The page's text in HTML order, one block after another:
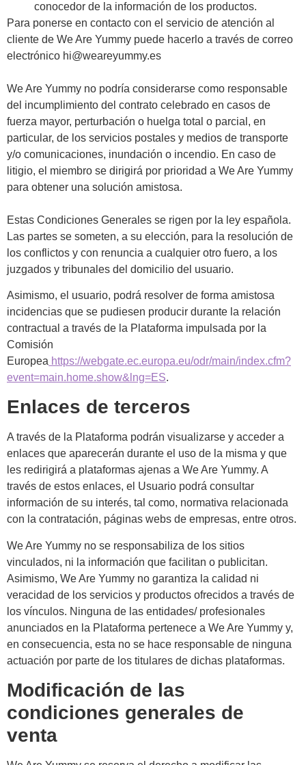
conocedor de la información de los productos.
Para ponerse en contacto con el servicio de atención al
cliente de We Are Yummy puede hacerlo a través de correo
electrónico hi@weareyummy.es
We Are Yummy no podría considerarse como responsable
del incumplimiento del contrato celebrado en casos de
fuerza mayor, perturbación o huelga total o parcial, en
particular, de los servicios postales y medios de transporte
y/o comunicaciones, inundación o incendio. En caso de
litigio, el miembro se dirigirá por prioridad a We Are Yummy
para obtener una solución amistosa.
Estas Condiciones Generales se rigen por la ley española.
Las partes se someten, a su elección, para la resolución de
los conflictos y con renuncia a cualquier otro fuero, a los
juzgados y tribunales del domicilio del usuario.
Asimismo, el usuario, podrá resolver de forma amistosa
incidencias que se pudiesen producir durante la relación
contractual a través de la Plataforma impulsada por la
Comisión
Europea https://webgate.ec.europa.eu/odr/main/index.cfm?
event=main.home.show&lng=ES.
Enlaces de terceros
A través de la Plataforma podrán visualizarse y acceder a
enlaces que aparecerán durante el uso de la misma y que
les redirigirá a plataformas ajenas a We Are Yummy. A
través de estos enlaces, el Usuario podrá consultar
información de su interés, tal como, normativa relacionada
con la contratación, páginas webs de empresas, entre otros.
We Are Yummy no se responsabiliza de los sitios
vinculados, ni la información que facilitan o publicitan.
Asimismo, We Are Yummy no garantiza la calidad ni
veracidad de los servicios y productos ofrecidos a través de
los vínculos. Ninguna de las entidades/ profesionales
anunciados en la Plataforma pertenece a We Are Yummy y,
en consecuencia, esta no se hace responsable de ninguna
actuación por parte de los titulares de dichas plataformas.
Modificación de las
condiciones generales de
venta